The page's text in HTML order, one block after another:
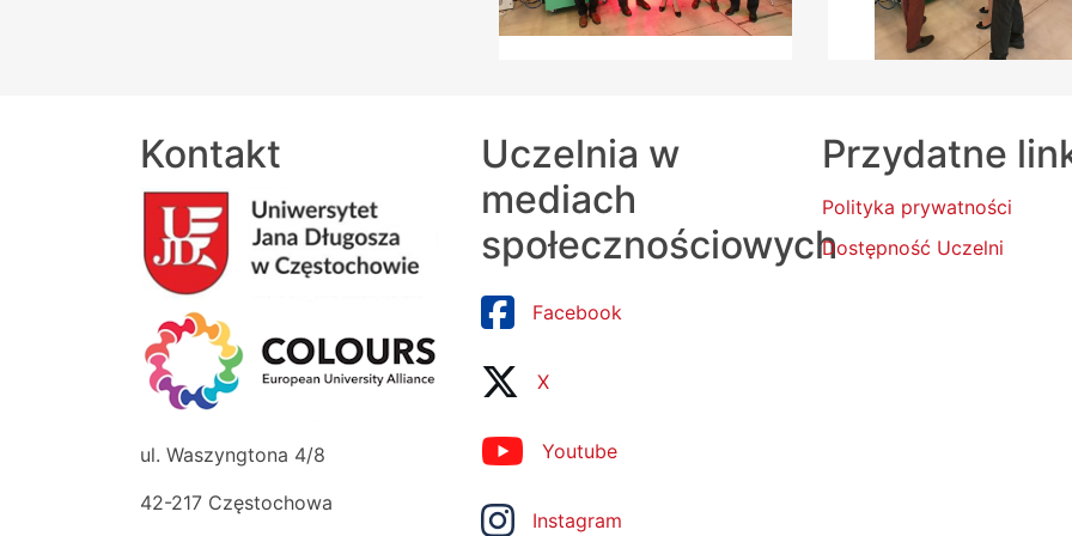
Kontakt
ul. Waszyngtona 4/8
42-217 Częstochowa
Uczelnia w
mediach
społecznościowych
Facebook
X
Youtube
Instagram
Przydatne
Polityka prywatności
Dostępność Uczelni